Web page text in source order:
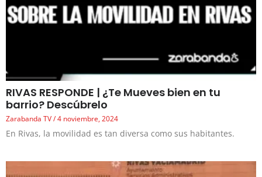
RIVAS RESPONDE | ¿Te Mueves bien en tu
barrio? Descúbrelo
Zarabanda TV 4 noviembre, 2024
En Rivas, la movilidad es tan diversa como sus habitantes.